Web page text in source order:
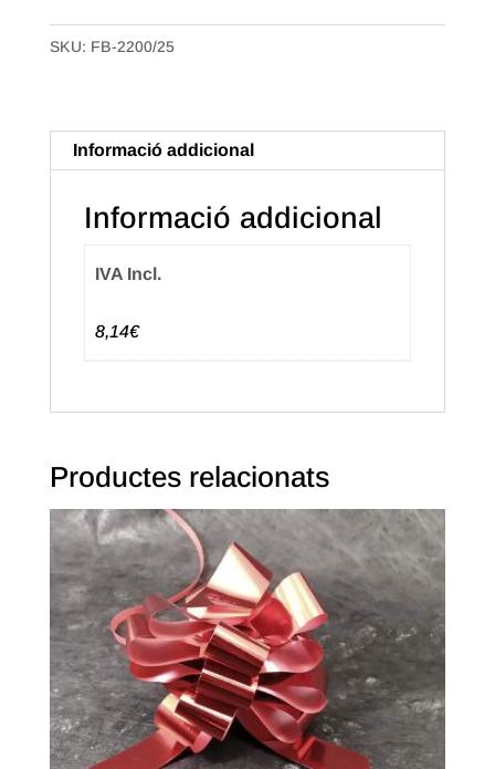
Automàtic
cinta
50mm.
Color
Marfil
(30u.)
SKU: FB-2200/25
Informació addicional
Informació addicional
IVA Incl.
8,14€
Productes relacionats